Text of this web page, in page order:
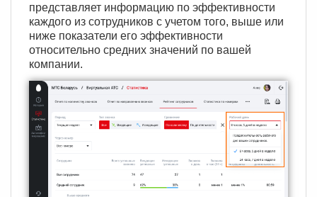
представляет информацию по эффективности
каждого из сотрудников с учетом того, выше или
ниже показатели его эффективности
относительно средних значений по вашей
компании.